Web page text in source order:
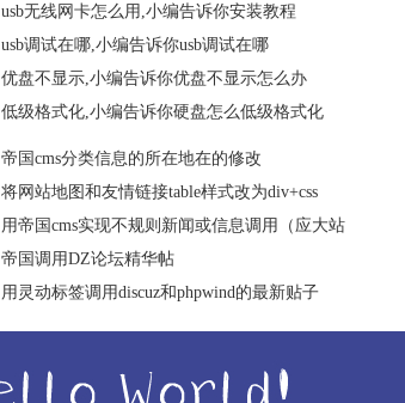
usb无线网卡怎么用,小编告诉你安装教程
usb调试在哪,小编告诉你usb调试在哪
优盘不显示,小编告诉你优盘不显示怎么办
低级格式化,小编告诉你硬盘怎么低级格式化
帝国cms分类信息的所在地在的修改
将网站地图和友情链接table样式改为div+css
用帝国cms实现不规则新闻或信息调用（应大站
帝国调用DZ论坛精华帖
用灵动标签调用discuz和phpwind的最新贴子